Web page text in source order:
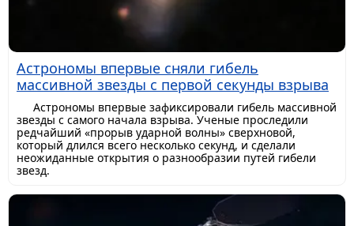
Астрономы впервые сняли гибель
массивной звезды с первой секунды взрыва
Астрономы впервые зафиксировали гибель массивной
звезды с самого начала взрыва. Ученые проследили
редчайший «прорыв ударной волны» сверхновой,
который длился всего несколько секунд, и сделали
неожиданные открытия о разнообразии путей гибели
звезд.